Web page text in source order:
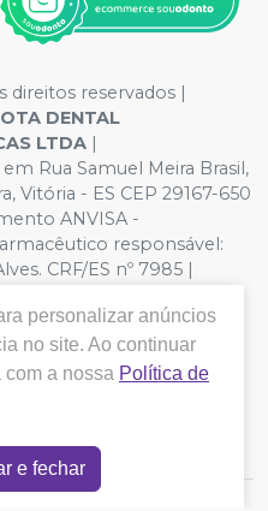
direitos reservados |
DENTAL
LTDA |
em Rua Samuel Meira Brasil,
Vitória - ES CEP 29167-650
ANVISA -
responsável:
CRF/ES nº 7985 |
da loja virtual estão
de divergência de preços
de Compra. Não
nos reservamos o
personalizar anúncios
no site. Ao continuar
a nossa Política de
e fechar